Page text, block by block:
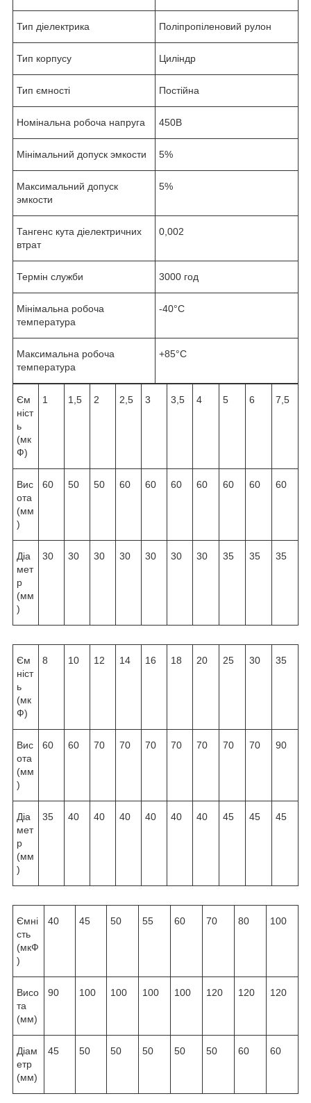
Тип діелектрика Поліпропіленовий рулон
Тип корпусу Циліндр
Тип ємності Постійна
Номінальна робоча напруга 450В
Мінімальний допуск эмкости 5%
Максимальний допуск
эмкости
5%
Тангенс кута діелектричних
втрат
0,002
Термін служби 3000 год
Мінімальна робоча
температура
-40°С
Максимальна робоча
температура
+85°С
Єм
ніст
ь
(мк
Ф)
1 1,5 2 2,5 3 3,5 4 5 6 7,5
Вис
ота
(мм
)
60 50 50 60 60 60 60 60 60 60
Діа
мет
р
(мм
)
30 30 30 30 30 30 30 35 35 35
Єм
ніст
ь
(мк
Ф)
8 10 12 14 16 18 20 25 30 35
Вис
ота
(мм
)
60 60 70 70 70 70 70 70 70 90
Діа
мет
р
(мм
)
35 40 40 40 40 40 40 45 45 45
Ємні
сть
(мкФ
)
40 45 50 55 60 70 80 100
Висо
та
(мм)
90 100 100 100 100 120 120 120
Діам
етр
(мм)
45 50 50 50 50 50 60 60